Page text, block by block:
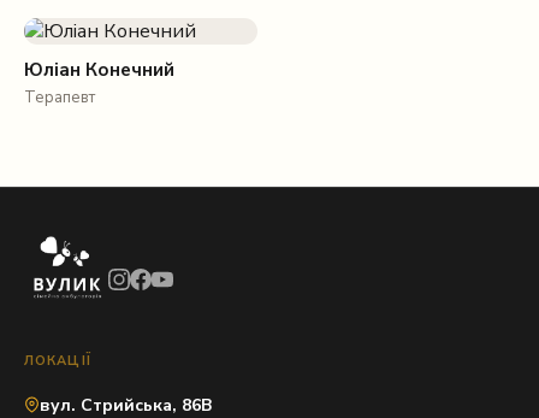
Юліан Конечний
Терапевт
ЛОКАЦІЇ
вул. Стрийська, 86В